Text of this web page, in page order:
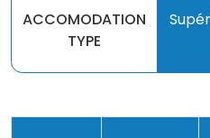
ACCOMODATION
TYPE